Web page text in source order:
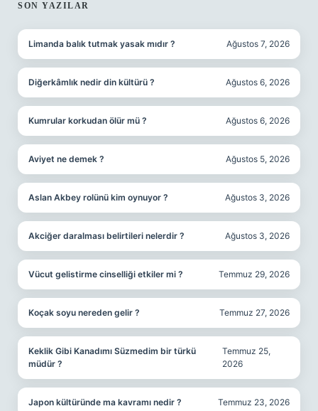
SIDEBAR
SON YAZILAR
Limanda balık tutmak yasak mıdır ? Ağustos 7, 2026
Diğerkâmlık nedir din kültürü ? Ağustos 6, 2026
Kumrular korkudan ölür mü ? Ağustos 6, 2026
Aviyet ne demek ? Ağustos 5, 2026
Aslan Akbey rolünü kim oynuyor ? Ağustos 3, 2026
Akciğer daralması belirtileri nelerdir ? Ağustos 3, 2026
Vücut gelistirme cinselliği etkiler mi ? Temmuz 29, 2026
Koçak soyu nereden gelir ? Temmuz 27, 2026
Keklik Gibi Kanadımı Süzmedim bir türkü
müdür ?
Temmuz 25,
2026
Japon kültüründe ma kavramı nedir ? Temmuz 23, 2026